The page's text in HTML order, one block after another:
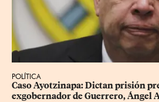
POLÍTICA
Caso Ayotzinapa: Dictan prisión
exgobernador de Guerrero, Ángel